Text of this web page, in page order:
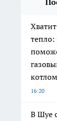
тепло:
16:20
В Шуе